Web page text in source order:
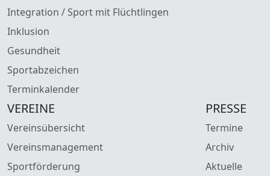
Integration / Sport mit Flüchtlingen
Inklusion
Gesundheit
Sportabzeichen
Terminkalender
VEREINE
Vereinsübersicht
Vereinsmanagement
Sportförderung
PRESSE
Termine
Archiv
Aktuelle